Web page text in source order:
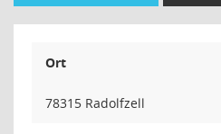
Ort
78315 Radolfzell